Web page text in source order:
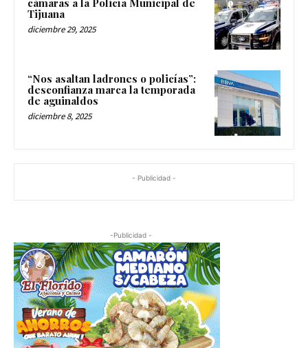
cámaras a la Policía Municipal de
Tijuana
diciembre 29, 2025
“Nos asaltan ladrones o policías”:
desconfianza marca la temporada
de aguinaldos
diciembre 8, 2025
- Publicidad -
-Publicidad -